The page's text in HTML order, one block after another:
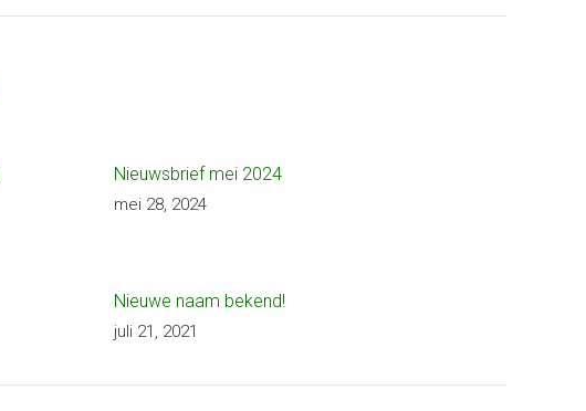
Nieuwsbrief mei 2024
mei 28, 2024
Nieuwe naam bekend!
juli 21, 2021